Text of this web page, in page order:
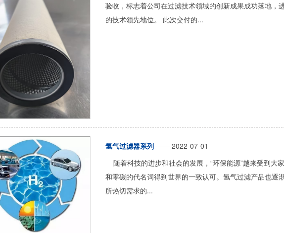
验收，标志着公司在过滤技术领域的创新成果成功落地，
的技术领先地位。 此次交付的...
氢气过滤器系列—— 2022-07-01
随着科技的进步和社会的发展，“环保能源”越来受到大
和零碳的代名词得到世界的一致认可。氢气过滤产品也逐
所热切需求的...